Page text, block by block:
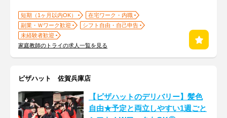
短期（1ヶ月以内OK）
在宅ワーク・内職
副業・Ｗワーク歓迎
シフト自由・自己申告
未経験者歓迎
家庭教師のトライの求人一覧を見る
ピザハット 佐賀兵庫店
【ピザハットのデリバリー】髪色
自由★予定と両立しやすい1週ごと